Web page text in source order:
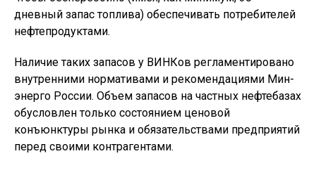
дневный запас топлива) обеспечивать потребителей
нефтепродуктами.
Наличие таких запасов у ВИНКов регламентировано
внутренними нормативами и рекомендациями Мин-
энерго России. Объем запасов на частных нефтебазах
обусловлен только состоянием ценовой
конъюнктуры рынка и обязательствами предприятий
перед своими контрагентами.